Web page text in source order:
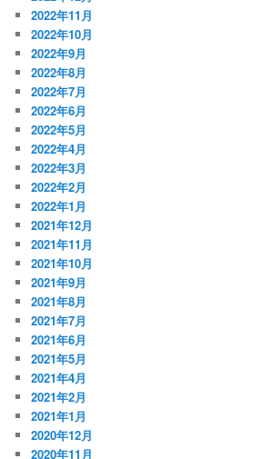
2022年11月
2022年10月
2022年9月
2022年8月
2022年7月
2022年6月
2022年5月
2022年4月
2022年3月
2022年2月
2022年1月
2021年12月
2021年11月
2021年10月
2021年9月
2021年8月
2021年7月
2021年6月
2021年5月
2021年4月
2021年2月
2021年1月
2020年12月
2020年11月